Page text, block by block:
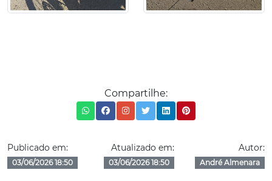
Compartilhe:
Publicado em:
03/06/2026 18:50
Atualizado em:
03/06/2026 18:50
Autor:
André Almenara